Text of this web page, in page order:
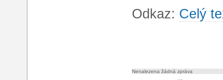
Odkaz: Celý
Nenalezena žádná zpráva